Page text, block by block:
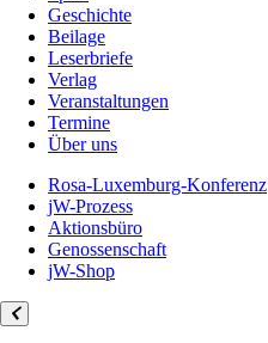
Geschichte
Beilage
Leserbriefe
Verlag
Veranstaltungen
Termine
Über uns
Rosa-Luxemburg-Konferenz
jW-Prozess
Aktionsbüro
Genossenschaft
jW-Shop